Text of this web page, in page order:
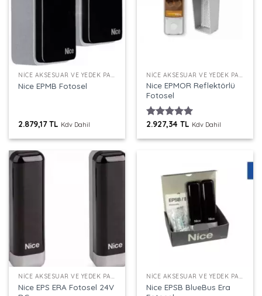
Nice EPMB Fotosel
2.879,17TL Kdv Dahil
Nice EPMOR Reflektörlü
Fotosel
5 üzerinden
aldı
2.927,34TL Kdv Dahil
NICE AKSESUAR VE YEDEK PARÇALAR
Nice EPS ERA Fotosel 24V
NICE AKSESUAR VE YEDEK PARÇALAR
Nice EPSB BlueBus Era